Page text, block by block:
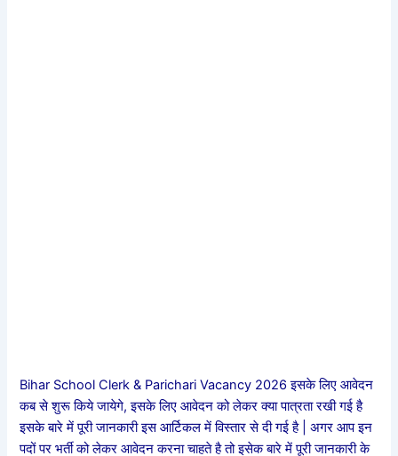
Bihar School Clerk & Parichari Vacancy 2026 इसके लिए आवेदन
कब से शुरू किये जायेगे, इसके लिए आवेदन को लेकर क्या पात्रता रखी गई है
इसके बारे में पूरी जानकारी इस आर्टिकल में विस्तार से दी गई है | अगर आप इन
पदों पर भर्ती को लेकर आवेदन करना चाहते है तो इसेक बारे में पूरी जानकारी के